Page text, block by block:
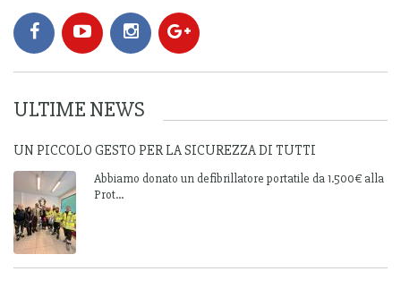
ULTIME NEWS
UN PICCOLO GESTO PER LA SICUREZZA DI TUTTI
Abbiamo donato un defibrillatore portatile da 1.500€ alla
Prot...